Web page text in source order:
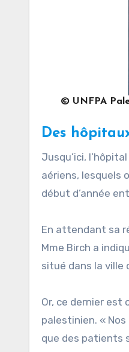
© UNFPA
Des
Jusqu’ici,
aériens, lesquels
début d’année
En attendant sa
Mme Birch a
situé dans la ville
Or, ce dernier
palestinien. «
que des patients